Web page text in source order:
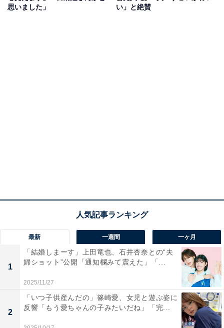
思いました」
い」と絶賛
最新 一週間 一ヶ月
1
「結婚しまーす」上田竜也、石井杏奈との“夫
婦ショット”公開「通知欄みて震えた」「...
2025/11/27
2
「いつ子供産んだの」篠崎愛、女児と遊ぶ姿に
反響「もう愛ちゃんの子みたいだね」「完...